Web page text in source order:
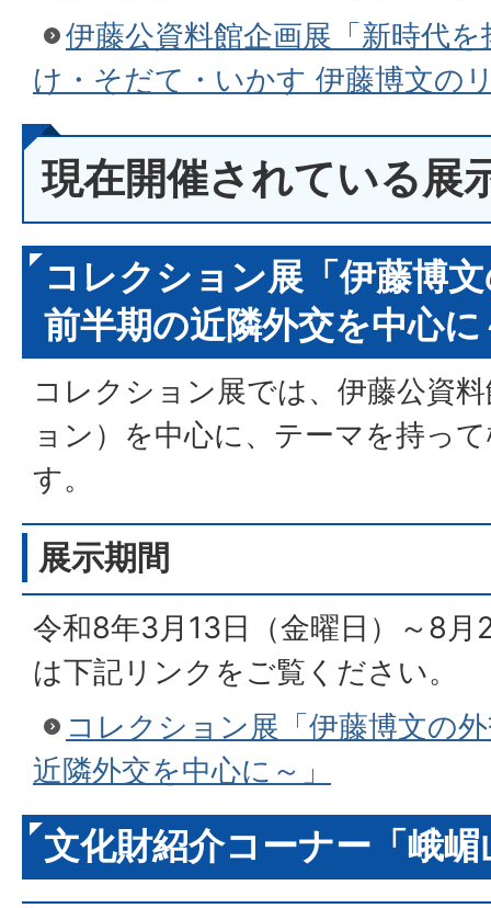
伊藤公資料館企画展「新時代
け・そだて・いかす 伊藤博文の
現在開催されている展
コレクション展「伊藤博
前半期の近隣外交を中心に
コレクション展では、伊藤公資
ョン）を中心に、テーマを持っ
す。
展示期間
令和8年3月13日（金曜日）～8
は下記リンクをご覧ください。
コレクション展「伊藤博文の
近隣外交を中心に～」
文化財紹介コーナー「峨嵋